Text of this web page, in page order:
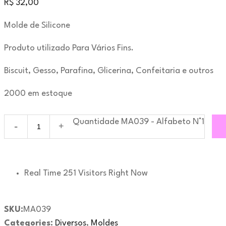
R$ 32,00
Molde de Silicone
Produto utilizado Para Vários Fins.
Biscuit, Gesso, Parafina, Glicerina, Confeitaria e outros
2000 em estoque
Quantidade MA039 - Alfabeto N°1
Real Time 251 Visitors Right Now
SKU:MA039
Categories: Diversos, Moldes